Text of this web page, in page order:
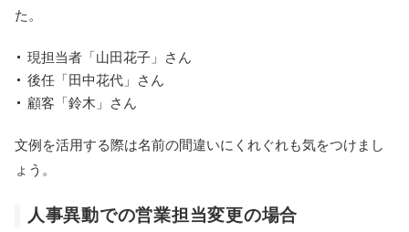
た。
現担当者「山田花子」さん
後任「田中花代」さん
顧客「鈴木」さん
文例を活用する際は名前の間違いにくれぐれも気をつけまし
ょう。
人事異動での営業担当変更の場合